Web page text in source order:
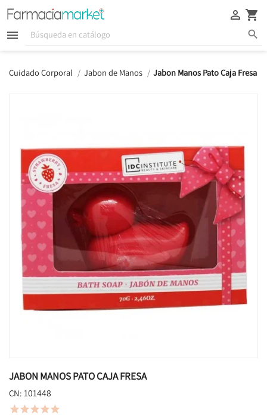
  
 
Cuidado Corporal Jabon de Manos Jabon Manos Pato Caja Fresa
JABON MANOS PATO CAJA FRESA
CN: 101448
